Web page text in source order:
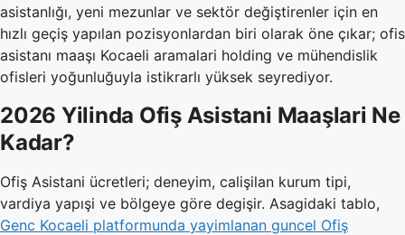
asistanlığı, yeni mezunlar ve sektör değiştirenler için en
hızlı geçiş yapılan pozisyonlardan biri olarak öne çıkar; ofis
asistanı maaşı Kocaeli aramalari holding ve mühendislik
ofisleri yoğunluğuyla istikrarlı yüksek seyrediyor.
2026 Yilinda Ofiş Asistani Maaşlari Ne
Kadar?
Ofiş Asistani ücretleri; deneyim, calişilan kurum tipi,
vardiya yapışi ve bölgeye göre degişir. Asagidaki tablo,
Genc Kocaeli platformunda yayimlanan guncel Ofiş